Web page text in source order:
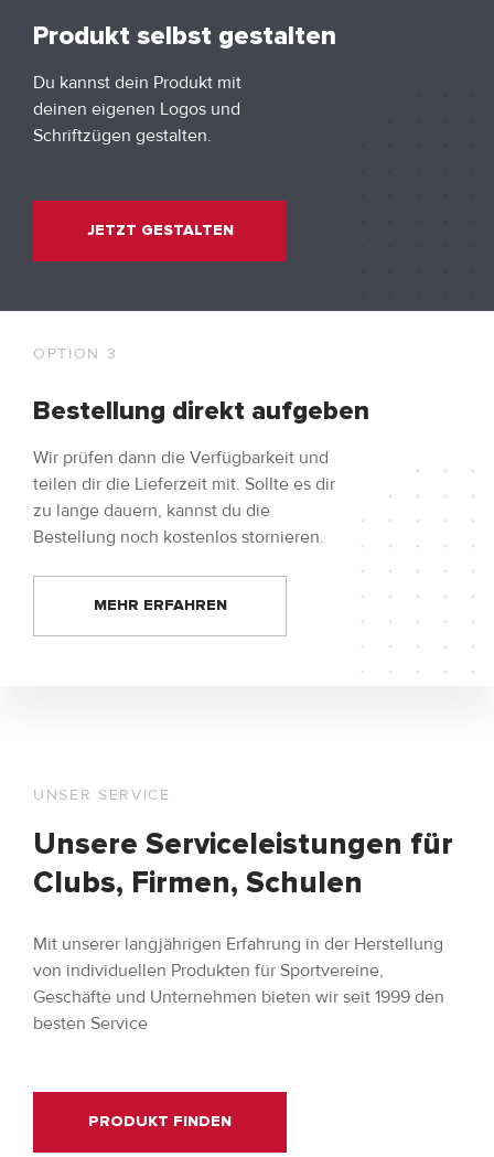
Produkt selbst gestalten
Du kannst dein Produkt mit
deinen eigenen Logos und
Schriftzügen gestalten.
JETZT GESTALTEN
OPTION 3
Bestellung direkt aufgeben
Wir prüfen dann die Verfügbarkeit und
teilen dir die Lieferzeit mit. Sollte es dir
zu lange dauern, kannst du die
Bestellung noch kostenlos stornieren.
MEHR ERFAHREN
UNSER SERVICE
Unsere Serviceleistungen für
Clubs, Firmen, Schulen
Mit unserer langjährigen Erfahrung in der Herstellung
von individuellen Produkten für Sportvereine,
Geschäfte und Unternehmen bieten wir seit 1999 den
besten Service
PRODUKT FINDEN